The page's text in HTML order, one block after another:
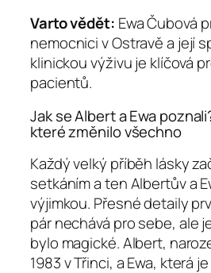
Varto vědět: Ewa Čubová
nemocnici v Ostravě a její
klinickou výživu je klíčová
pacientů.
Jak se Albert a Ewa
které změnilo všechno
Každý velký příběh lásky
setkáním a ten Albertův a
výjimkou. Přesné detaily
pár nechává pro sebe, ale
bylo magické. Albert,
1983 v Třinci, a Ewa, která